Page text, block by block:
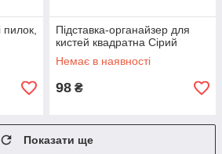
пилок,
Підставка-органайзер для
кистей квадратна Сірий
Немає в наявності
98 ₴
Показати ще